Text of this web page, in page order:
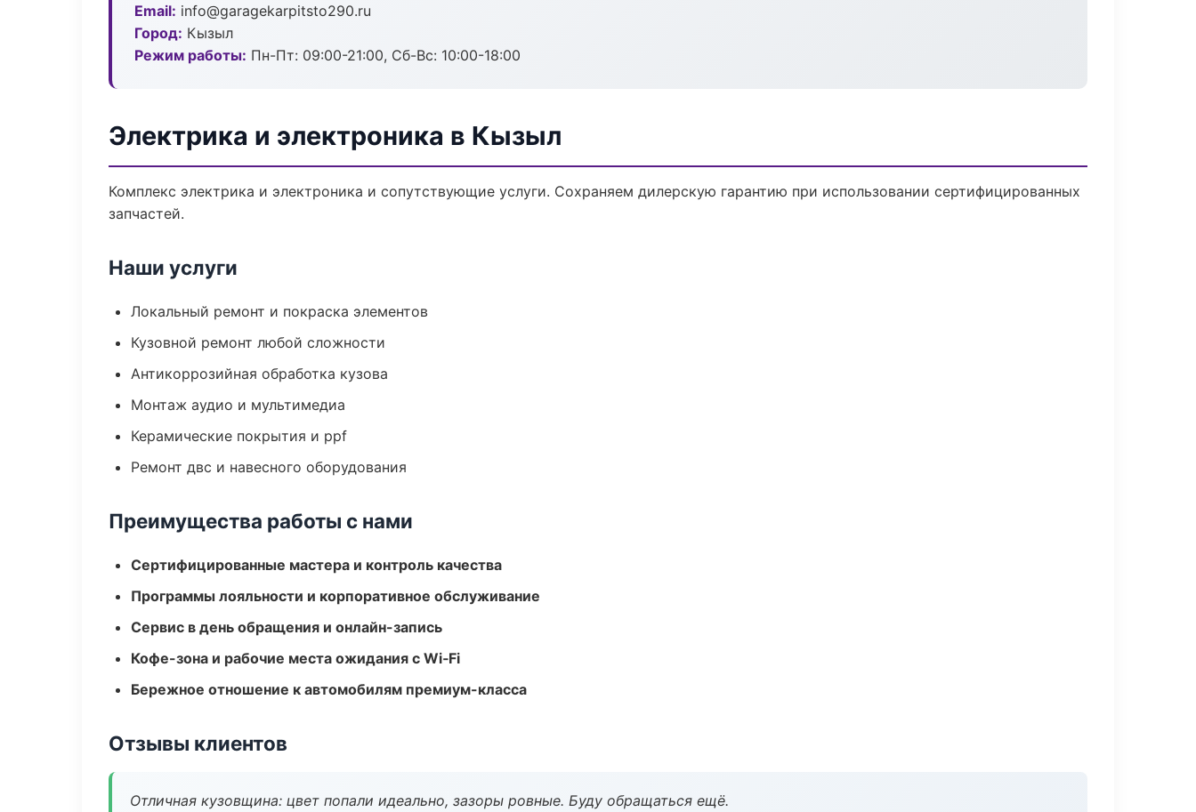
Email: info@garagekarpitsto290.ru
Город: Кызыл
Режим работы: Пн-Пт: 09:00-21:00, Сб-Вс: 10:00-18:00
Электрика и электроника в Кызыл
Комплекс электрика и электроника и сопутствующие услуги. Сохраняем дилерскую гарантию при использовании сертифицированных
запчастей.
Наши услуги
Локальный ремонт и покраска элементов
Кузовной ремонт любой сложности
Антикоррозийная обработка кузова
Монтаж аудио и мультимедиа
Керамические покрытия и ppf
Ремонт двс и навесного оборудования
Преимущества работы с нами
Сертифицированные мастера и контроль качества
Программы лояльности и корпоративное обслуживание
Сервис в день обращения и онлайн-запись
Кофе-зона и рабочие места ожидания с Wi‑Fi
Бережное отношение к автомобилям премиум-класса
Отзывы клиентов
Отличная кузовщина: цвет попали идеально, зазоры ровные. Буду обращаться ещё.